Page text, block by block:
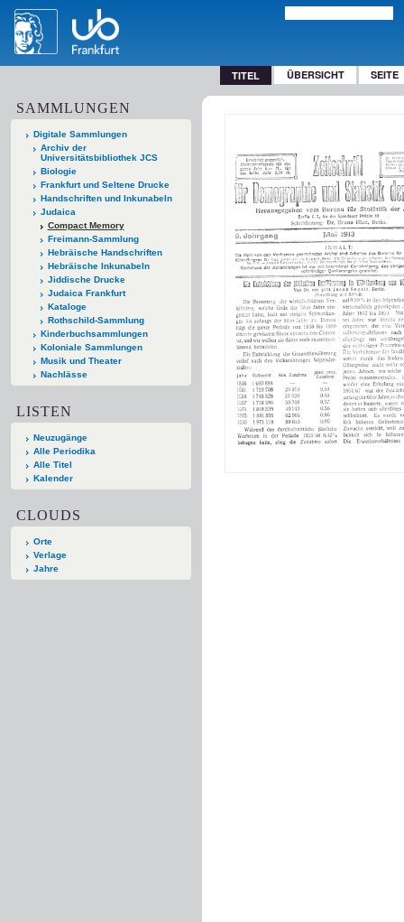
TITEL ÜBERSICHT SEITE
SAMMLUNGEN
Digitale Sammlungen
Archiv der
Universitätsbibliothek JCS
Biologie
Frankfurt und Seltene Drucke
Handschriften und Inkunabeln
Judaica
Compact Memory
Freimann-Sammlung
Hebräische Handschriften
Hebräische Inkunabeln
Jiddische Drucke
Judaica Frankfurt
Kataloge
Rothschild-Sammlung
Kinderbuchsammlungen
Koloniale Sammlungen
Musik und Theater
Nachlässe
LISTEN
Neuzugänge
Alle Periodika
Alle Titel
Kalender
CLOUDS
Orte
Verlage
Jahre